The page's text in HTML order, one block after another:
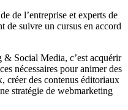
de l’entreprise et experts de
de suivre un cursus en accord
Social Media, c’est acquérir
nécessaires pour animer des
créer des contenus éditoriaux
stratégie de webmarketing